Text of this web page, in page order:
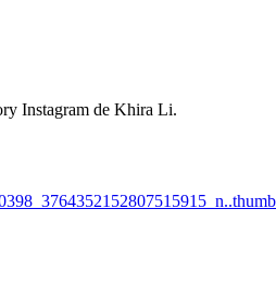
Instagram de Khira Li.